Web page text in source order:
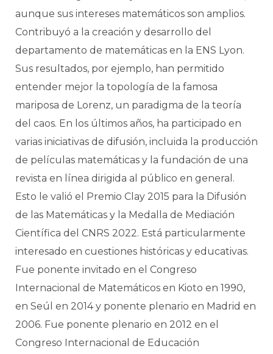
aunque sus intereses matemáticos son amplios.
Contribuyó a la creación y desarrollo del
departamento de matemáticas en la ENS Lyon.
Sus resultados, por ejemplo, han permitido
entender mejor la topología de la famosa
mariposa de Lorenz, un paradigma de la teoría
del caos. En los últimos años, ha participado en
varias iniciativas de difusión, incluida la producción
de películas matemáticas y la fundación de una
revista en línea dirigida al público en general.
Esto le valió el Premio Clay 2015 para la Difusión
de las Matemáticas y la Medalla de Mediación
Científica del CNRS 2022. Está particularmente
interesado en cuestiones históricas y educativas.
Fue ponente invitado en el Congreso
Internacional de Matemáticos en Kioto en 1990,
en Seúl en 2014 y ponente plenario en Madrid en
2006. Fue ponente plenario en 2012 en el
Congreso Internacional de Educación